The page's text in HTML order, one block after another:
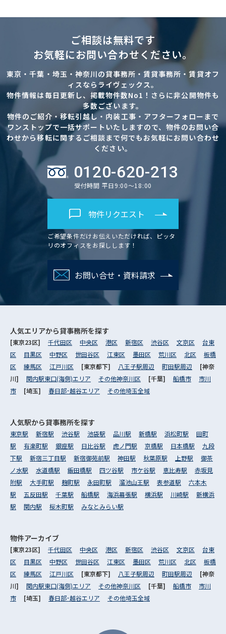
ご相談は無料です
お気軽にお問い合わせください。
東京・千葉・埼玉・神奈川の貸事務所・賃貸事務所・賃貸オフ
ィスならライヴェックス。
物件情報は毎日更新し、掲載物件数No1！さらに非公開物件も
多数ございます。
物件のご紹介・移転引越し・内装工事・アフターフォローまで
ワンストップで一括サポートいたしますので、物件のお問い合
わせから移転に関するご相談まで何でもお気軽にお問い合わせ
ください。
0120-620-213
受付時間 平日9:00～18:00
物件リクエスト
ご希望条件だけお伝えいただければ、ピッタ
リのオフィスをお探しします！
お問い合せ・資料請求
人気エリアから貸事務所を探す
[東京23区] 千代田区 中央区 港区 新宿区 渋谷区 文京区
台東
区
目黒区 中野区 世田谷区 江東区 墨田区 荒川区 北区
板橋
区
練馬区 江戸川区 [東京都下] 八王子駅周辺 町田駅周辺
[神奈
川] 関内駅東口(海側)エリア その他神奈川区 [千葉] 船橋市
市川
市
[埼玉] 春日部･越谷エリア その他埼玉全域
人気駅から貸事務所を探す
東京駅 新宿駅 渋谷駅 池袋駅 品川駅 新橋駅 浜松町駅
田町
駅
有楽町駅 銀座駅 日比谷駅 虎ノ門駅 京橋駅 日本橋駅
九段
下駅
新宿三丁目駅 新宿御苑前駅 神田駅 秋葉原駅 上野駅
御茶
ノ水駅
水道橋駅 飯田橋駅 四ツ谷駅 市ケ谷駅 恵比寿駅
赤坂見
附駅
大手町駅 麹町駅 永田町駅 溜池山王駅 表参道駅
六本木
駅
五反田駅 千葉駅 船橋駅 海浜幕張駅 横浜駅 川崎駅
新横浜
駅
関内駅 桜木町駅 みなとみらい駅
物件アーカイブ
[東京23区] 千代田区 中央区 港区 新宿区 渋谷区 文京区
台東
区
目黒区 中野区 世田谷区 江東区 墨田区 荒川区 北区
板橋
区
練馬区 江戸川区 [東京都下] 八王子駅周辺 町田駅周辺
[神奈
川] 関内駅東口(海側)エリア その他神奈川区 [千葉] 船橋市
市川
市
[埼玉] 春日部･越谷エリア その他埼玉全域